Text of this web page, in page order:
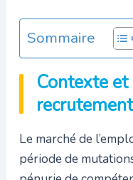
Sommaire
Contexte
Le marché de
période de